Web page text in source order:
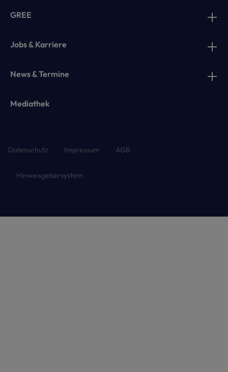
GREE
Jobs & Karriere
News & Termine
Mediathek
Datenschutz Impressum AGB
Hinweisgebersystem